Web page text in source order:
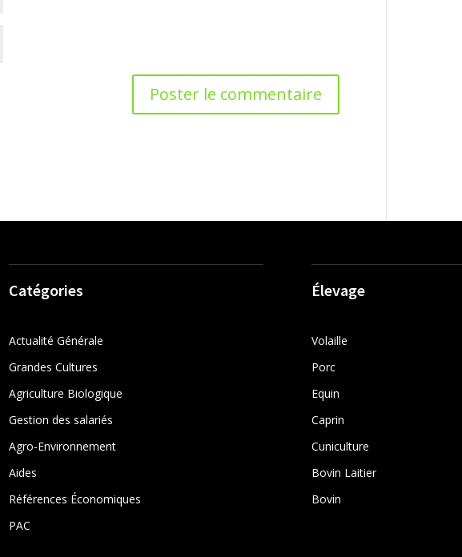
Catégories
Actualité Générale
Grandes Cultures
Agriculture Biologique
Gestion des salariés
Agro-Environnement
Aides
Références Économiques
PAC
Élevage
Volaille
Porc
Equin
Caprin
Cuniculture
Bovin Laitier
Bovin